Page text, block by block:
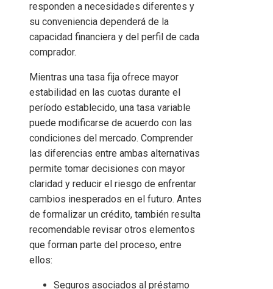
responden a necesidades diferentes y
su conveniencia dependerá de la
capacidad financiera y del perfil de cada
comprador.
Mientras una tasa fija ofrece mayor
estabilidad en las cuotas durante el
período establecido, una tasa variable
puede modificarse de acuerdo con las
condiciones del mercado. Comprender
las diferencias entre ambas alternativas
permite tomar decisiones con mayor
claridad y reducir el riesgo de enfrentar
cambios inesperados en el futuro. Antes
de formalizar un crédito, también resulta
recomendable revisar otros elementos
que forman parte del proceso, entre
ellos:
Seguros asociados al préstamo